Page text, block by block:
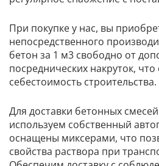
При покупке у нас, вы
непосредственного
бетон за 1 м3 свободно от
посреднических накруток,
себестоимость строительства.
Для доставки бетонных
используем собственный
оснащены миксерами, что
свойства раствора при